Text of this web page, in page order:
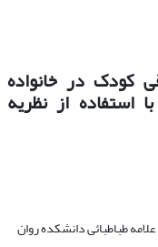
کودک در خانواده
استفاده از نظریه
طباطبائی دانشکده روان